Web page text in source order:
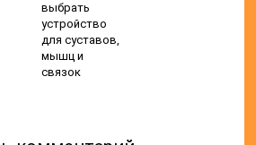
выбрать
устройство
для суставов,
мышц и
связок